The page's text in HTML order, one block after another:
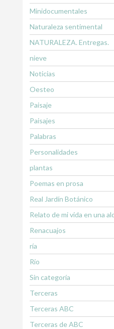
Minidocumentales
Naturaleza sentimental
NATURALEZA. Entregas.
nieve
Noticias
Oesteo
Paisaje
Paisajes
Palabras
Personalidades
plantas
Poemas en prosa
Real Jardín Botánico
Relato de mi vida en una
Renacuajos
ría
Río
Sin categoría
Terceras
Terceras ABC
Terceras de ABC